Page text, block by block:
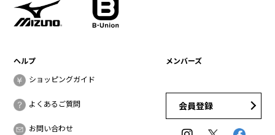
ヘルプ
ショッピングガイド
よくあるご質問
お問い合わせ
メンバーズ
会員登録